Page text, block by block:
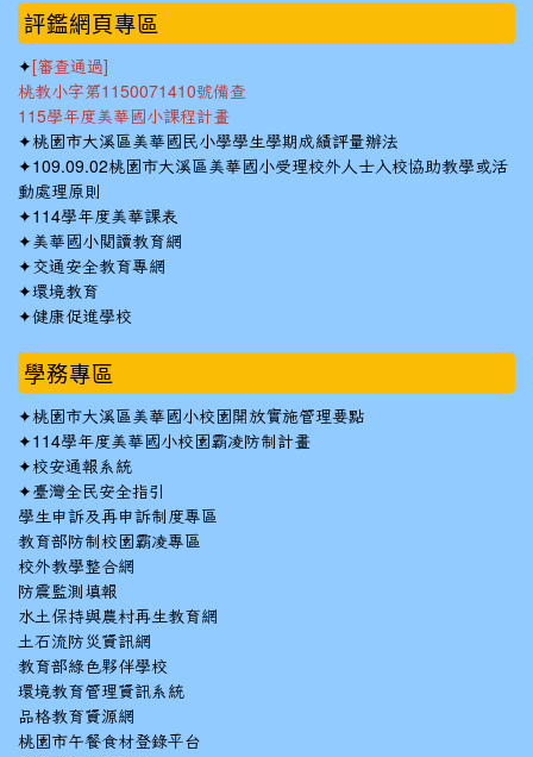
::: 評鑑網頁專區
✦ [審查通過]
桃教小字第1150071410號備查
115學年度美華國小課程計畫
✦桃園市大溪區美華國民小學學生學期成績評量辦法
✦109.09.02桃園市大溪區美華國小受理校外人士入校協助教學或活
動處理原則
✦114學年度美華課表
✦美華國小閱讀教育網
✦ 交通安全教育專網
✦環境教育
✦健康促進學校
學務專區
✦桃園市大溪區美華國小校園開放實施管理要點
✦114學年度美華國小校園霸凌防制計畫
✦校安通報系統
✦臺灣全民安全指引
學生申訴及再申訴制度專區
教育部防制校園霸凌專區
校外教學整合網
防震監測填報
水土保持與農村再生教育網
土石流防災資訊網
教育部綠色夥伴學校
環境教育管理資訊系統
品格教育資源網
桃園市午餐食材登錄平台